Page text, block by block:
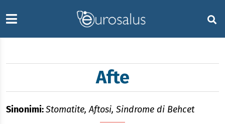
Afte
Sinonimi:Stomatite, Aftosi, Sindrome di Behcet